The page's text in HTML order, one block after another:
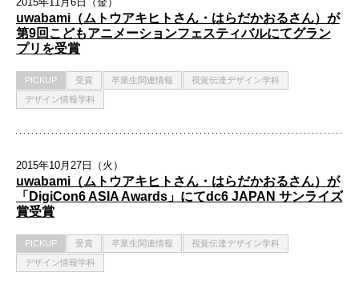
uwabami（ムトウアキヒトさん・はらだかおるさん）が
第9回こどもアニメーションフェスティバルにてグラン
プリを受賞
PICKUP 受賞 卒業生関連情報
視覚伝達デザイン学科
デザイン情報学科
2015年10月27日（火）
uwabami（ムトウアキヒトさん・はらだかおるさん）が
「DigiCon6 ASIA Awards」にてdc6 JAPAN サンライズ
賞受賞
PICKUP 受賞 卒業生関連情報
視覚伝達デザイン学科
デザイン情報学科